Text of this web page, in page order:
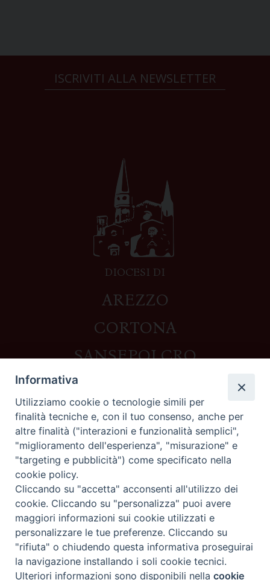
ISCRIVITI ALLA NEWSLETTER
DIOCESI DI
AREZZO
CORTONA
SANSEPOLCRO
Contatti
Piazza del Duomo,1 - 52100 Arezzo
segreteria@diocesi.arezzo.it
Informativa privacy
Seguici su
Preferenze Cookie
Informativa
Utilizziamo cookie o tecnologie simili per
finalità tecniche e, con il tuo consenso, anche per
altre finalità ("interazioni e funzionalità semplici",
"miglioramento dell'esperienza", "misurazione" e
"targeting e pubblicità") come specificato nella
cookie policy.
Cliccando su "accetta" acconsenti all'utilizzo dei
cookie. Cliccando su "personalizza" puoi avere
maggiori informazioni sui cookie utilizzati e
personalizzare le tue preferenze. Cliccando su
"rifiuta" o chiudendo questa informativa proseguirai
la navigazione installando i soli cookie tecnici.
Ulteriori informazioni sono disponibili nellacookie